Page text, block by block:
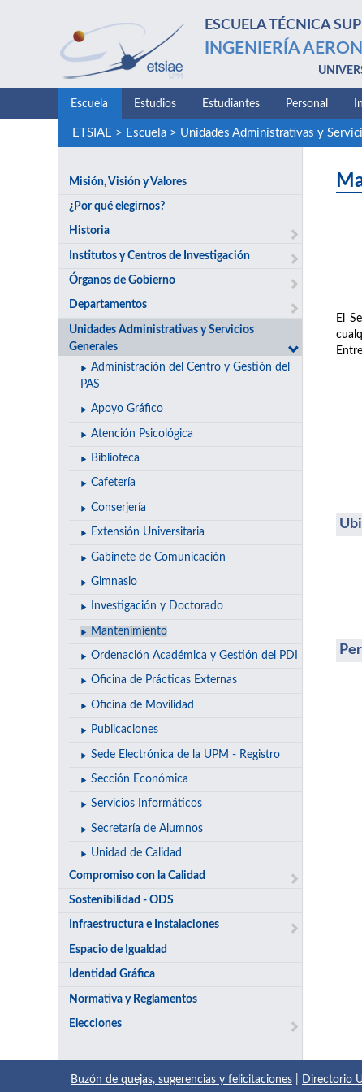
ESCUELA TÉCNICA
INGENIERÍA
Escuela Estudios Estudiantes Personal
ETSIAE > Escuela> Unidades Administrativas y
Misión, Visión y Valores
¿Por qué elegirnos?
Historia
Institutos y Centros de Investigación
Órganos de Gobierno
Departamentos
Unidades Administrativas y Servicios
Generales
Administración del Centro y Gestión del
PAS
Apoyo Gráfico
Atención Psicológica
Biblioteca
Cafetería
Conserjería
Extensión Universitaria
Gabinete de Comunicación
Gimnasio
Investigación y Doctorado
Mantenimiento
Ordenación Académica y Gestión del PDI
Oficina de Prácticas Externas
Oficina de Movilidad
Publicaciones
Sede Electrónica de la UPM - Registro
Sección Económica
Servicios Informáticos
Secretaría de Alumnos
Unidad de Calidad
Compromiso con la Calidad
Sostenibilidad - ODS
Infraestructura e Instalaciones
Espacio de Igualdad
Identidad Gráfica
Normativa y Reglamentos
Elecciones
El
Buzón de quejas, sugerencias y felicitaciones Directorio